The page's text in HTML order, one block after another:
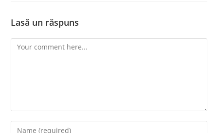
Lasă un răspuns
Comment
Enter